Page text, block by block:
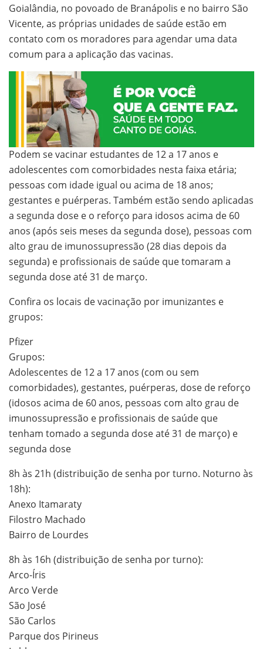
Goialândia, no povoado de Branápolis e no bairro São
Vicente, as próprias unidades de saúde estão em
contato com os moradores para agendar uma data
comum para a aplicação das vacinas.
Podem se vacinar estudantes de 12 a 17 anos e
adolescentes com comorbidades nesta faixa etária;
pessoas com idade igual ou acima de 18 anos;
gestantes e puérperas. Também estão sendo aplicadas
a segunda dose e o reforço para idosos acima de 60
anos (após seis meses da segunda dose), pessoas com
alto grau de imunossupressão (28 dias depois da
segunda) e profissionais de saúde que tomaram a
segunda dose até 31 de março.
Confira os locais de vacinação por imunizantes e
grupos:
Pfizer
Grupos:
Adolescentes de 12 a 17 anos (com ou sem
comorbidades), gestantes, puérperas, dose de reforço
(idosos acima de 60 anos, pessoas com alto grau de
imunossupressão e profissionais de saúde que
tenham tomado a segunda dose até 31 de março) e
segunda dose
8h às 21h (distribuição de senha por turno. Noturno às
18h):
Anexo Itamaraty
Filostro Machado
Bairro de Lourdes
8h às 16h (distribuição de senha por turno):
Arco-Íris
Arco Verde
São José
São Carlos
Parque dos Pirineus